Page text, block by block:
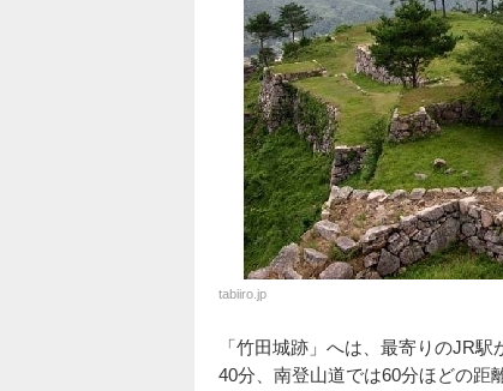
tabiiro.jp
「竹田城跡」へは、最寄りのJR
40分、南登山道では60分ほどの距